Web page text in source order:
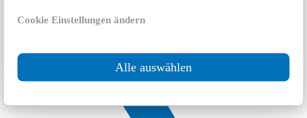
Cookie Einstellungen ändern
Alle auswählen